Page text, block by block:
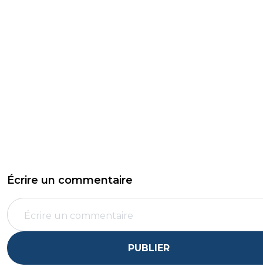
Écrire un commentaire
PUBLIER